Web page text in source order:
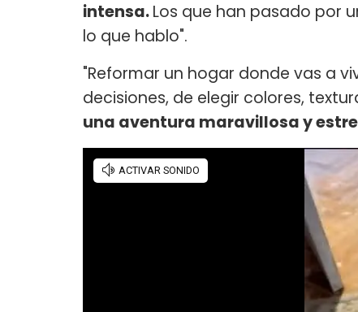
intensa.Los que han pasado por
lo que hablo".
"Reformar un hogar donde vas a
decisiones, de elegir colores,
una aventura maravillosa y